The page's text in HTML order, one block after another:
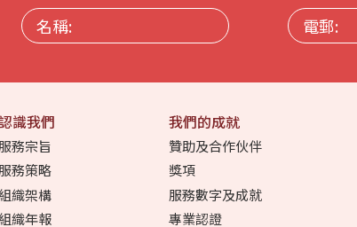
名
稱:
電
郵:
識我們
服務宗旨
務策略
織架構
織年報
我們的成就
贊助及合作伙伴
獎項
服務數字及成就
專業認證